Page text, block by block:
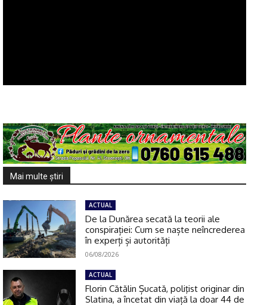
Mai multe ştiri
ACTUAL
De la Dunărea secată la teorii ale
conspirației: Cum se naște neîncrederea
în experți și autorități
06/08/2026
ACTUAL
Florin Cătălin Șucată, poliţist originar din
Slatina, a încetat din viață la doar 44 de